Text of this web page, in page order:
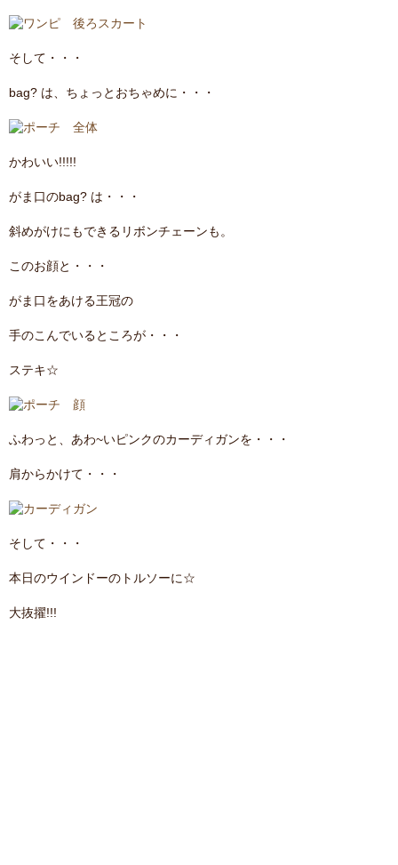
そして・・・
bag? は、ちょっとおちゃめに・・・
かわいい!!!!!
がま口のbag? は・・・
斜めがけにもできるリボンチェーンも。
このお顔と・・・
がま口をあける王冠の
手のこんでいるところが・・・
ステキ☆
ふわっと、あわ~いピンクのカーディガンを・・・
肩からかけて・・・
そして・・・
本日のウインドーのトルソーに☆
大抜擢!!!